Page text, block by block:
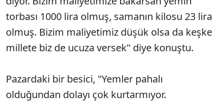
torbası 1000 lira olmuş, samanın kilosu 23 lira
olmuş. Bizim maliyetimiz düşük olsa da keşke
millete biz de ucuza versek" diye konuştu.
Pazardaki bir besici, "Yemler pahalı
olduğundan dolayı çok kurtarmıyor.